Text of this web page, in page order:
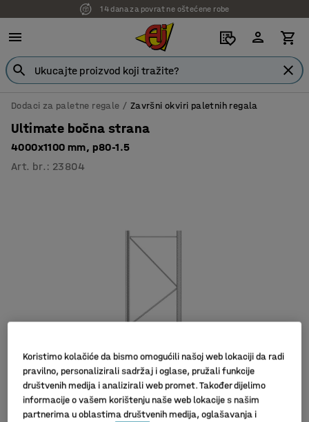
14 dana za povrat ne oštećene robe
Dodaci za paletne regale Završni okviri paletnih regala
Ultimate bočna strana
4000x1100 mm, p80-1.5
Art. br. : 23804
Koristimo kolačiće da bismo omogućili našoj web lokaciji da radi
pravilno, personalizirali sadržaj i oglase, pružali funkcije
društvenih medija i analizirali web promet. Također dijelimo
informacije o vašem korištenju naše web lokacije s našim
partnerima u oblastima društvenih medija, oglašavanja i